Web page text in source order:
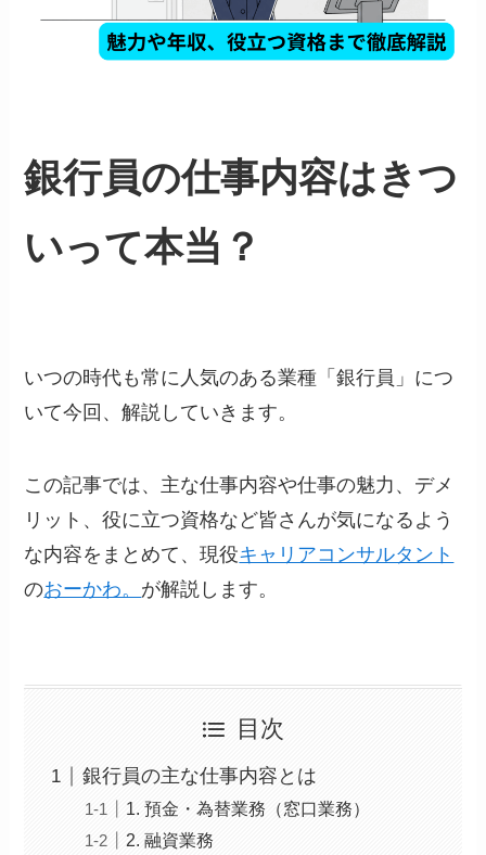
銀行員の仕事内容はきつ
いって本当？
いつの時代も常に人気のある業種「銀行員」につ
いて今回、解説していきます。
この記事では、主な仕事内容や仕事の魅力、デメ
リット、役に立つ資格など皆さんが気になるよう
な内容をまとめて、現役キャリアコンサルタント
のおーかわ。 が解説します。
目次
銀行員の主な仕事内容とは
1. 預金・為替業務（窓口業務）
2. 融資業務